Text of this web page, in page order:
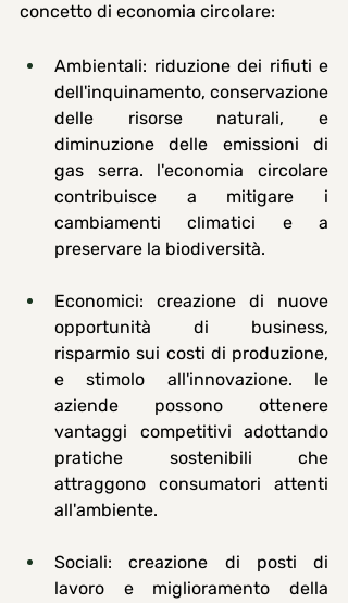
concetto di economia circolare:
Ambientali: riduzione dei rifiuti e
dell'inquinamento, conservazione
delle risorse naturali, e
diminuzione delle emissioni di
gas serra. l'economia circolare
contribuisce a mitigare i
cambiamenti climatici e a
preservare la biodiversità.
Economici: creazione di nuove
opportunità di business,
risparmio sui costi di produzione,
e stimolo all'innovazione. le
aziende possono ottenere
vantaggi competitivi adottando
pratiche sostenibili che
attraggono consumatori attenti
all'ambiente.
Sociali: creazione di posti di
lavoro e miglioramento della